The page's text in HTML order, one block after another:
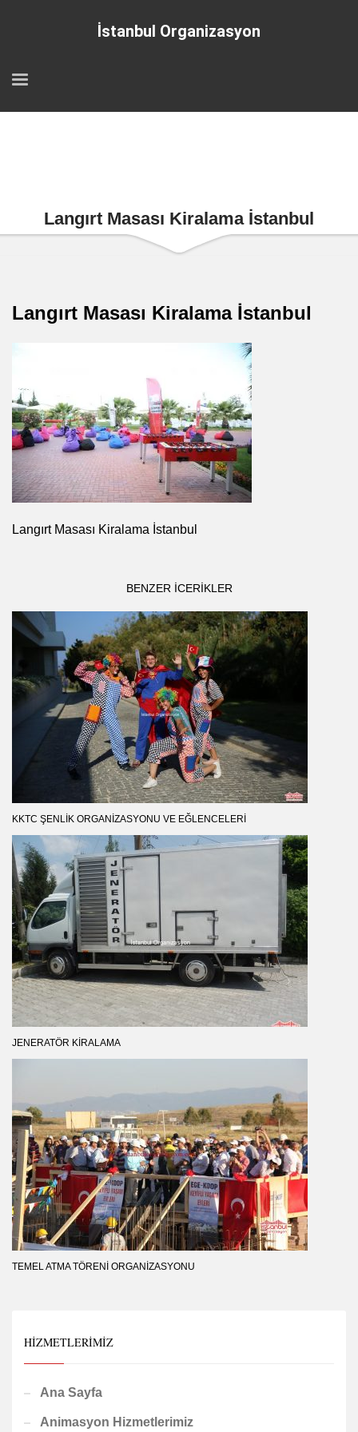
İstanbul Organizasyon
Langırt Masası Kiralama İstanbul
Langırt Masası Kiralama İstanbul
Langırt Masası Kiralama İstanbul
BENZER ICERIKLER
KKTC ŞENLIK ORGANIZASYONU VE EĞLENCELERI
JENERATÖR KIRALAMA
TEMEL ATMA TÖRENI ORGANIZASYONU
HIZMETLERIMIZ
Ana Sayfa
Animasyon Hizmetlerimiz